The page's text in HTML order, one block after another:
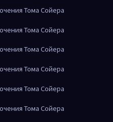
Тома Сойера
Тома Сойера
Тома Сойера
Тома Сойера
Тома Сойера
Тома Сойера